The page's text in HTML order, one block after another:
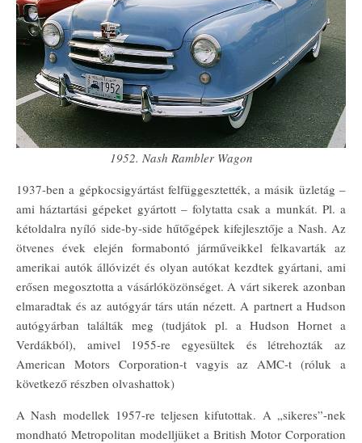
1952. Nash Rambler Wagon
1937-ben a gépkocsigyártást felfüggesztették, a másik üzletág –
ami háztartási gépeket gyártott – folytatta csak a munkát. Pl. a
kétoldalra nyíló side-by-side hűtőgépek kifejlesztője a Nash. Az
ötvenes évek elején formabontó járműveikkel felkavarták az
amerikai autók állóvizét és olyan autókat kezdtek gyártani, ami
erősen megosztotta a vásárlóközönséget. A várt sikerek azonban
elmaradtak és az autógyár társ után nézett. A partnert a Hudson
autógyárban találták meg (tudjátok pl. a Hudson Hornet a
Verdákból), amivel 1955-re egyesültek és létrehozták az
American Motors Corporation-t vagyis az AMC-t (róluk a
következő részben olvashattok)
A Nash modellek 1957-re teljesen kifutottak. A „sikeres”-nek
mondható Metropolitan modelljüket a British Motor Corporation